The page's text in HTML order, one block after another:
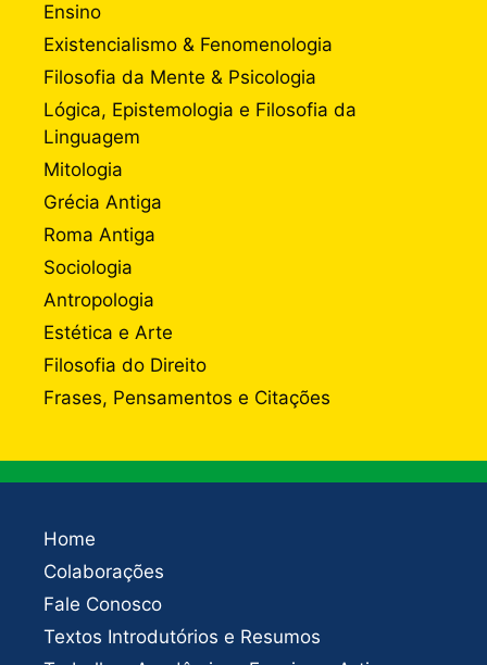
Ensino
Existencialismo & Fenomenologia
Filosofia da Mente & Psicologia
Lógica, Epistemologia e Filosofia da
Linguagem
Mitologia
Grécia Antiga
Roma Antiga
Sociologia
Antropologia
Estética e Arte
Filosofia do Direito
Frases, Pensamentos e Citações
Home
Colaborações
Fale Conosco
Textos Introdutórios e Resumos